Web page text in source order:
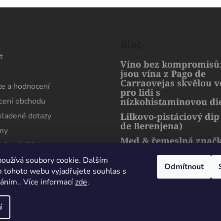
soubory cookie. Dalším
tohoto webu vyjadřujete souhlas s
Více informacízde.
Odmítnout
a hodnocení
obchodu
dotazy
prohlídka
Víno bez
jsou vína z Pago de
Carraovejas skvělou
pro lidi s
nízkohistaminovou
Lilkovo-pistáciový
de Berenjena)
Med & řemeslná
harmonie přírody a